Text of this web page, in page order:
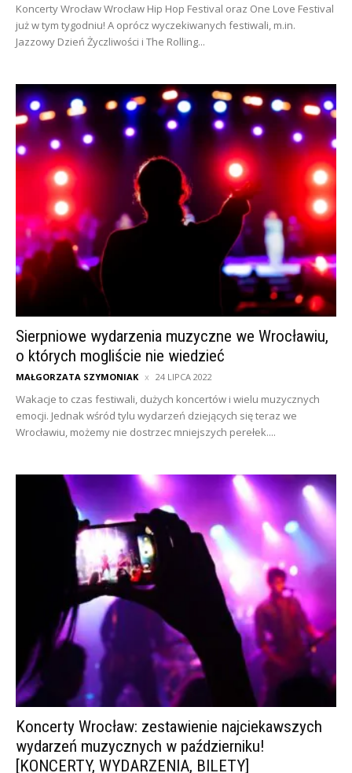
Koncerty Wrocław Wrocław Hip Hop Festival oraz One Love Festival
już w tym tygodniu! A oprócz wyczekiwanych festiwali, m.in.
Jazzowy Dzień Życzliwości i The Rolling...
Sierpniowe wydarzenia muzyczne we Wrocławiu,
o których mogliście nie wiedzieć
MAŁGORZATA SZYMONIAK 24 LIPCA 2022
Wakacje to czas festiwali, dużych koncertów i wielu muzycznych
emocji. Jednak wśród tylu wydarzeń dziejących się teraz we
Wrocławiu, możemy nie dostrzec mniejszych perełek....
Koncerty Wrocław: zestawienie najciekawszych
wydarzeń muzycznych w październiku!
[KONCERTY, WYDARZENIA, BILETY]